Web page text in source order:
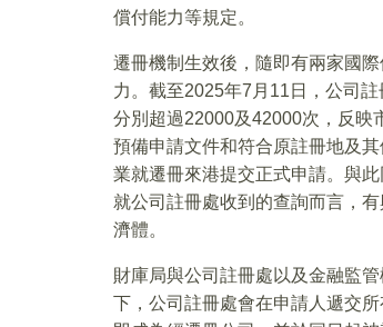
償付能力等規定。
遷冊機制生效後，隨即有兩家國
力。截至2025年7月11日，公司
分別超過22000及42000次，反映
預備申請文件和符合原註冊地及
業就遷冊來港提交正式申請。與
就公司註冊處收到的查詢而言，
濟體。
財庫局與公司註冊處以及金融監
下，公司註冊處會在申請人遞交